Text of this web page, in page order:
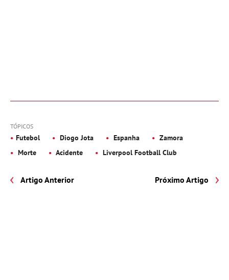
TÓPICOS
Futebol Diogo Jota Espanha
Zamora
Morte
Acidente Liverpool Football Club
Artigo Anterior Próximo Artigo